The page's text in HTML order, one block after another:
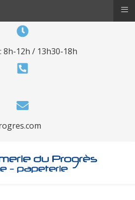
8h-12h / 13h30-18h
≡